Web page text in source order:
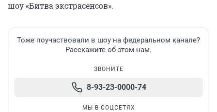
шоу «Битва экстрасенсов».
Тоже поучаствовали в шоу на федеральном канале?
Расскажите об этом нам.
ЗВОНИТЕ
8-93-23-0000-74
МЫ В СОЦСЕТЯХ